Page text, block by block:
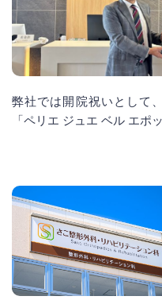
弊社では開院祝いとして
「ペリエ ジュエ ベル エポ